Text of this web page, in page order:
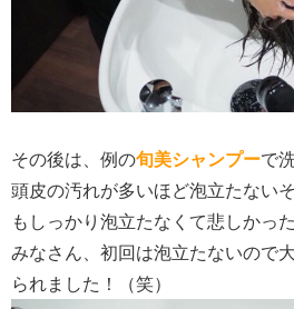
その後は、例の旬美シャンプーで
頭皮の汚れが多いほど泡立たない
もしっかり泡立たなくて悲しかっ
みなさん、初回は泡立たないので
られました！（笑）